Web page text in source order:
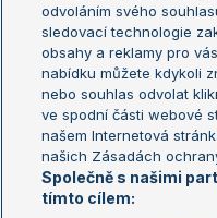
Aktualní trendy
Fotbalové přestupy
Livesport Daily
LS Prague Open
odvoláním svého
sledovací technologie
obsahy a reklamy pro
nabídku můžete kdykoli
nebo souhlas odvolat
ve spodní části webové
našem Internetová
našich Zásadách
Společně s našimi
tímto cílem: